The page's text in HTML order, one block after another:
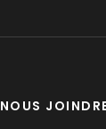
NOUS